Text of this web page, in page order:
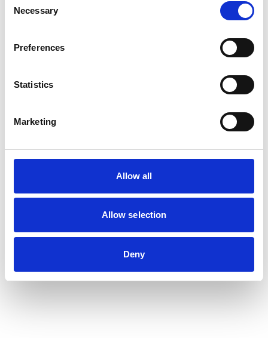
Selection
Necessary
Preferences
Statistics
Marketing
Allow all
Allow selection
Deny